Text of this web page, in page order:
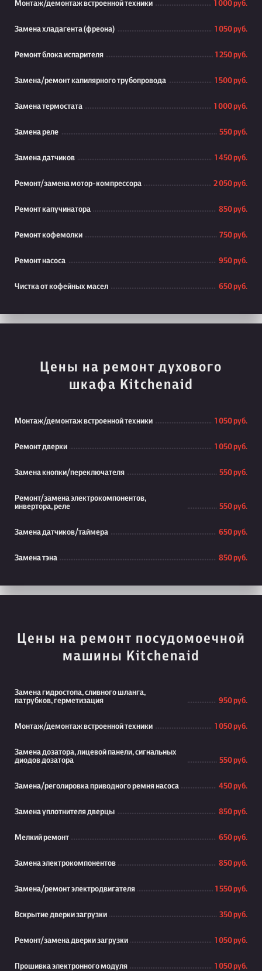
Монтаж/демонтаж встроенной техники 1 000 руб.
Замена хладагента (фреона) 1 050 руб.
Ремонт блока испарителя 1 250 руб.
Замена/ремонт капилярного трубопровода 1 500 руб.
Замена термостата 1 000 руб.
Замена реле 550 руб.
Замена датчиков 1 450 руб.
Ремонт/замена мотор-компрессора 2 050 руб.
Ремонт капучинатора 850 руб.
Ремонт кофемолки 750 руб.
Ремонт насоса 950 руб.
Чистка от кофейных масел 650 руб.
Цены на ремонт духового
шкафа Kitchenaid
Монтаж/демонтаж встроенной техники 1 050 руб.
Ремонт дверки 1 050 руб.
Замена кнопки/переключателя 550 руб.
Ремонт/замена электрокомпонентов,
инвертора, реле
550 руб.
Замена датчиков/таймера 650 руб.
Замена тэна 850 руб.
Цены на ремонт посудомоечной
машины Kitchenaid
Замена гидростопа, сливного шланга,
патрубков, герметизация
950 руб.
Монтаж/демонтаж встроенной техники 1 050 руб.
Замена дозатора, лицевой панели, сигнальных
диодов дозатора
550 руб.
Замена/реголировка приводного ремня насоса 450 руб.
Замена уплотнителя дверцы 850 руб.
Мелкий ремонт 650 руб.
Замена электрокомпонентов 850 руб.
Замена/ремонт электродвигателя 1 550 руб.
Вскрытие дверки загрузки 350 руб.
Ремонт/замена дверки загрузки 1 050 руб.
Прошивка электронного модуля 1 050 руб.